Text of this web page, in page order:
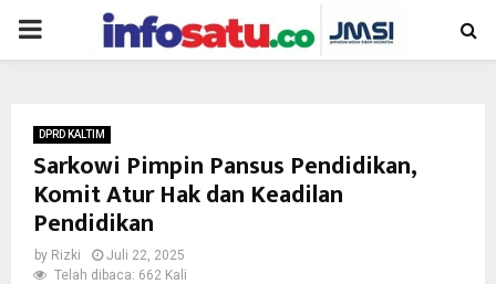
PRIMARY
DPRD KALTIM
Sarkowi Pimpin Pansus Pendidikan,
Komit Atur Hak dan Keadilan
Pendidikan
by Rizki
Juli 22, 2025
Telah dibaca: 662 Kali